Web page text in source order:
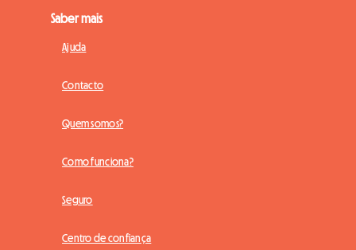
Saber mais
Ajuda
Contacto
Quem somos?
Como funciona?
Seguro
Centro de confiança